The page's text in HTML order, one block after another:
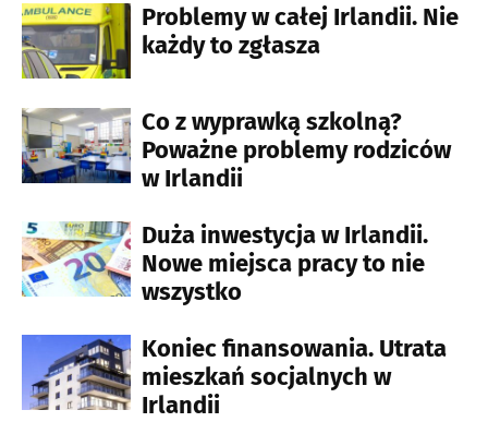
Problemy w całej Irlandii. Nie
każdy to zgłasza
Co z wyprawką szkolną?
Poważne problemy rodziców
w Irlandii
Duża inwestycja w Irlandii.
Nowe miejsca pracy to nie
wszystko
Koniec finansowania. Utrata
mieszkań socjalnych w
Irlandii